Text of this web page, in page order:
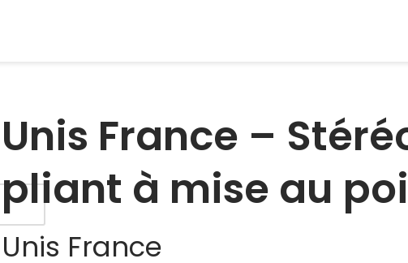
Unis France –
pliant à mise au
Unis France